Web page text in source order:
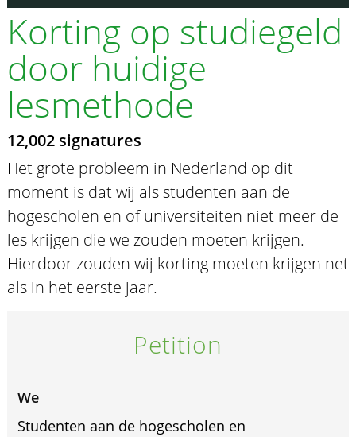
Korting op studiegeld
door huidige
lesmethode
12,002 signatures
Het grote probleem in Nederland op dit
moment is dat wij als studenten aan de
hogescholen en of universiteiten niet meer de
les krijgen die we zouden moeten krijgen.
Hierdoor zouden wij korting moeten krijgen net
als in het eerste jaar.
Petition
We
Studenten aan de hogescholen en